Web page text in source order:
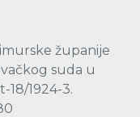
županije
suda u
18/1924-3.